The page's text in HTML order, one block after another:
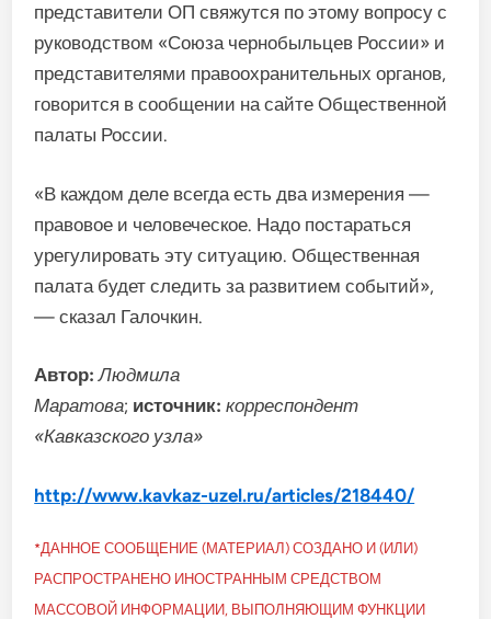
представители ОП свяжутся по этому вопросу с
руководством «Союза чернобыльцев России» и
представителями правоохранительных органов,
говорится в сообщении на сайте Общественной
палаты России.
«В каждом деле всегда есть два измерения —
правовое и человеческое. Надо постараться
урегулировать эту ситуацию. Общественная
палата будет следить за развитием событий»,
— сказал Галочкин.
Автор: Людмила
Маратова; источник: корреспондент
«Кавказского узла»
http://www.kavkaz-uzel.ru/articles/218440/
*ДАННОЕ СООБЩЕНИЕ (МАТЕРИАЛ) СОЗДАНО И (ИЛИ)
РАСПРОСТРАНЕНО ИНОСТРАННЫМ СРЕДСТВОМ
МАССОВОЙ ИНФОРМАЦИИ, ВЫПОЛНЯЮЩИМ ФУНКЦИИ